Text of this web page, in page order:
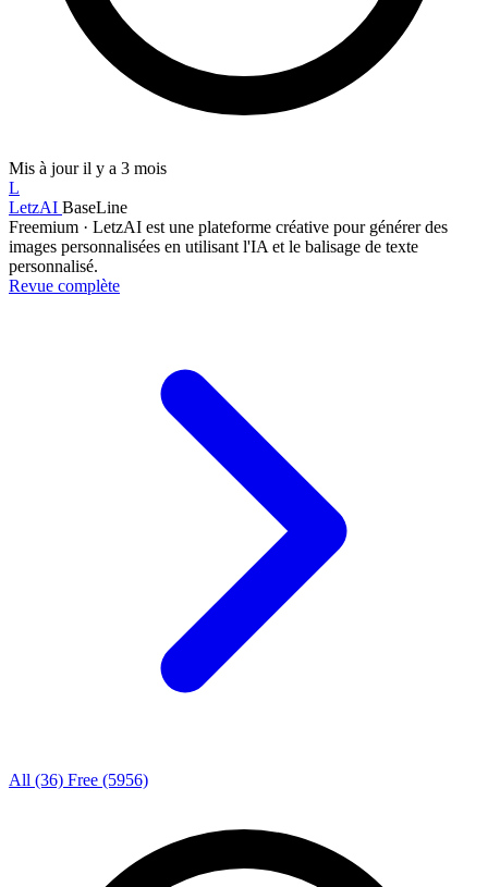
Mis à jouril y a 3 mois
L
LetzAI BaseLine
Freemium · LetzAI est une plateforme créative pour générer des
images personnalisées en utilisant l'IA et le balisage de texte
personnalisé.
Revue complète
All (36) Free (5956)